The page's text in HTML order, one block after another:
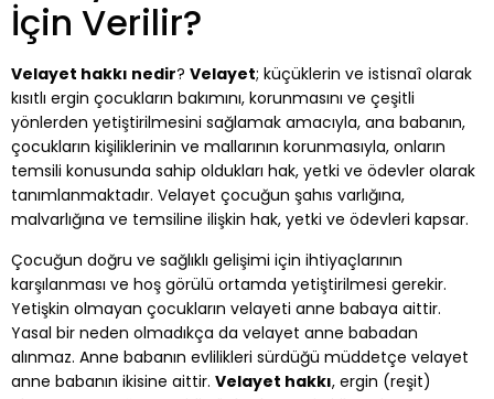
İçin Verilir?
Velayet hakkı nedir? Velayet; küçüklerin ve istisnaî olarak
kısıtlı ergin çocukların bakımını, korunmasını ve çeşitli
yönlerden yetiştirilmesini sağlamak amacıyla, ana babanın,
çocukların kişiliklerinin ve mallarının korunmasıyla, onların
temsili konusunda sahip oldukları hak, yetki ve ödevler olarak
tanımlanmaktadır. Velayet çocuğun şahıs varlığına,
malvarlığına ve temsiline ilişkin hak, yetki ve ödevleri kapsar.
Çocuğun doğru ve sağlıklı gelişimi için ihtiyaçlarının
karşılanması ve hoş görülü ortamda yetiştirilmesi gerekir.
Yetişkin olmayan çocukların velayeti anne babaya aittir.
Yasal bir neden olmadıkça da velayet anne babadan
alınmaz. Anne babanın evlilikleri sürdüğü müddetçe velayet
anne babanın ikisine aittir. Velayet hakkı, ergin (reşit)